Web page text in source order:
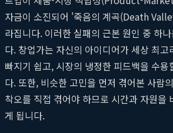
자금이 소진되어 '죽음의 계곡(Death
라집니다. 이러한 실패의 근본 원인 중 하
다. 창업가는 자신의 아이디어가 세상 최고
빠지기 쉽고, 시장의 냉정한 피드백을 수용
다. 또한, 비슷한 고민을 먼저 겪어본 사람
착오를 직접 겪어야 하므로 시간과 자원을
게 됩니다.